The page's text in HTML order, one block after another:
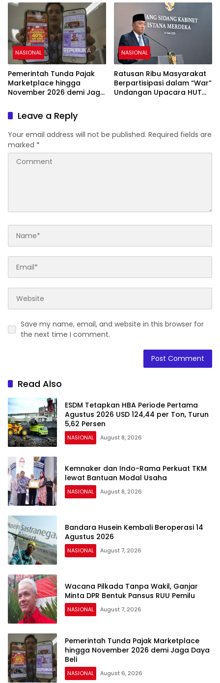
NASIONAL
Pemerintah Tunda Pajak
Marketplace hingga
November 2026 demi Jaga
NASIONAL
Ratusan Ribu Masyarakat
Berpartisipasi dalam “War”
Undangan Upacara HUT
Leave a Reply
Your email address will not be published. Required fields are
marked *
Save my name, email, and website in this browser for
the next time I comment.
Read Also
ESDM Tetapkan HBA Periode Pertama
Agustus 2026 USD 124,44 per Ton, Turun
5,62 Persen
NASIONAL August 8, 2026
Kemnaker dan Indo-Rama Perkuat TKM
lewat Bantuan Modal Usaha
NASIONAL August 8, 2026
Bandara Husein Kembali Beroperasi 14
Agustus 2026
NASIONAL August 7, 2026
Wacana Pilkada Tanpa Wakil, Ganjar
Minta DPR Bentuk Pansus RUU Pemilu
NASIONAL August 7, 2026
Pemerintah Tunda Pajak Marketplace
hingga November 2026 demi Jaga Daya
Beli
NASIONAL August 6, 2026